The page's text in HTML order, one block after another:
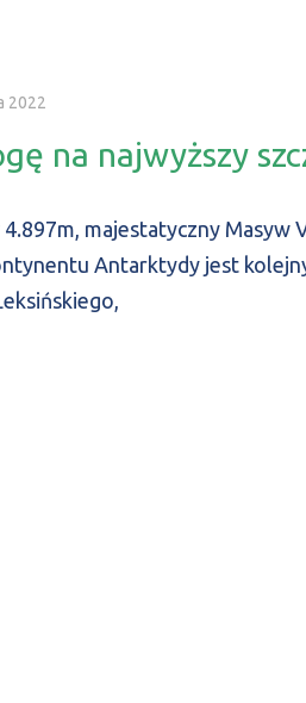
2022
na najwyższy
majestatyczny Masyw
Antarktydy jest